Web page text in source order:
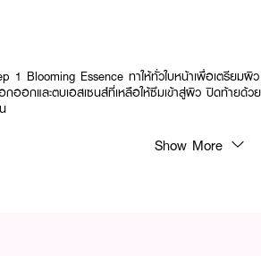
1 Blooming Essence ทาให้ทั่วใบหน้าเพื่อเตรีย
ออกและตบเอสเซนส์ที่เหลือให้ซึมเข้าสู่ผิว ปิดท้ายด้
Show More